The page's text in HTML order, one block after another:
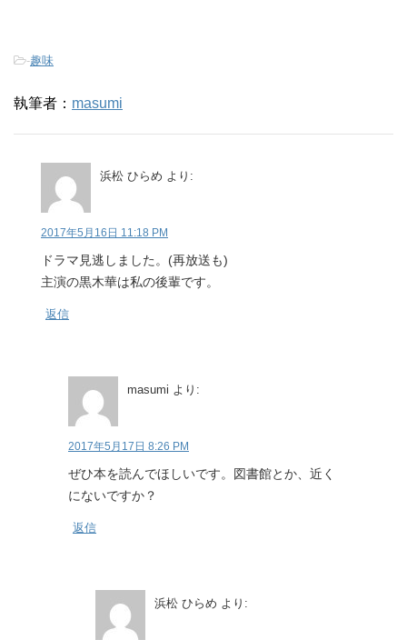
-趣味
執筆者： masumi
浜松 ひらめ より:
2017年5月16日 11:18 PM
ドラマ見逃しました。(再放送も)
主演の黒木華は私の後輩です。
返信
masumi より:
2017年5月17日 8:26 PM
ぜひ本を読んでほしいです。図書館とか、近く
にないですか？
返信
浜松 ひらめ より: